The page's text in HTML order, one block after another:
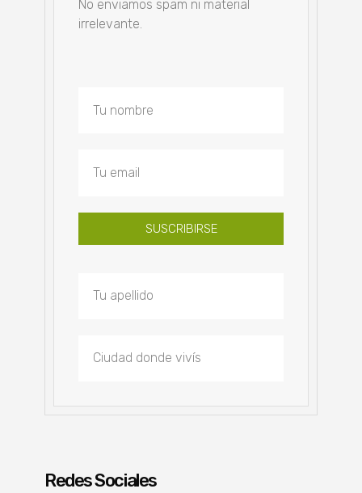
No enviamos spam ni material
irrelevante.
SUSCRIBIRSE
Redes Sociales